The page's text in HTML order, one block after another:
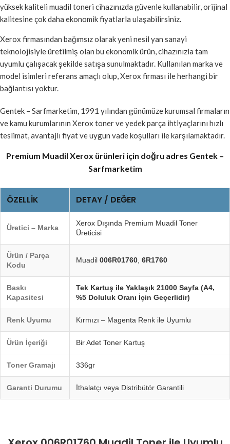
yüksek kaliteli muadil toneri cihazınızda güvenle kullanabilir, orijinal
kalitesine çok daha ekonomik fiyatlarla ulaşabilirsiniz.
Xerox firmasından bağımsız olarak yeni nesil yan sanayi
teknolojisiyle üretilmiş olan bu ekonomik ürün, cihazınızla tam
uyumlu çalışacak şekilde satışa sunulmaktadır. Kullanılan marka ve
model isimleri referans amaçlı olup, Xerox firması ile herhangi bir
bağlantısı yoktur.
Gentek – Sarfmarketim, 1991 yılından günümüze kurumsal firmaların
ve kamu kurumlarının Xerox toner ve yedek parça ihtiyaçlarını hızlı
teslimat, avantajlı fiyat ve uygun vade koşulları ile karşılamaktadır.
Premium Muadil Xerox ürünleri için doğru adres Gentek –
Sarfmarketim
ÖZELLIK DETAY / DEĞER
Üretici – Marka
Xerox Dışında Premium Muadil Toner
Üreticisi
Ürün / Parça
Kodu
Muadil 006R01760 6R1760
Baskı
Kapasitesi
Tek Kartuş ile Yaklaşık 21000 Sayfa (A4,
%5 Doluluk Oranı İçin Geçerlidir)
Renk Uyumu Kırmızı – Magenta Renk ile Uyumlu
Ürün İçeriği Bir Adet Toner Kartuş
Toner Gramajı 336gr
Garanti Durumu İthalatçı veya Distribütör Garantili